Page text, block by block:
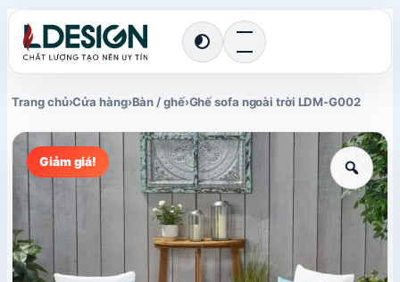
Chuyển
giao
diện
Trang chủ›Cửa hàng›Bàn / ghế›Ghế sofa ngoài trời LDM-G002
Giảm giá!